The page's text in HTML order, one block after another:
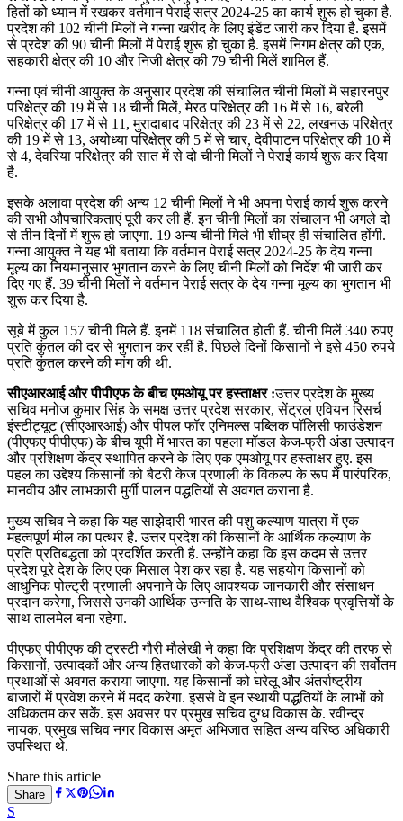
हितों को ध्यान में रखकर वर्तमान पेराई सत्र 2024-25 का कार्य शुरू हो चुका है.
प्रदेश की 102 चीनी मिलों ने गन्ना खरीद के लिए इंडेंट जारी कर दिया है. इसमें
से प्रदेश की 90 चीनी मिलों में पेराई शुरू हो चुका है. इसमें निगम क्षेत्र की एक,
सहकारी क्षेत्र की 10 और निजी क्षेत्र की 79 चीनी मिलें शामिल हैं.
गन्ना एवं चीनी आयुक्त के अनुसार प्रदेश की संचालित चीनी मिलों में सहारनपुर
परिक्षेत्र की 19 में से 18 चीनी मिलें, मेरठ परिक्षेत्र की 16 में से 16, बरेली
परिक्षेत्र की 17 में से 11, मुरादाबाद परिक्षेत्र की 23 में से 22, लखनऊ परिक्षेत्र
की 19 में से 13, अयोध्या परिक्षेत्र की 5 में से चार, देवीपाटन परिक्षेत्र की 10 में
से 4, देवरिया परिक्षेत्र की सात में से दो चीनी मिलों ने पेराई कार्य शुरू कर दिया
है.
इसके अलावा प्रदेश की अन्य 12 चीनी मिलों ने भी अपना पेराई कार्य शुरू करने
की सभी औपचारिकताएं पूरी कर ली हैं. इन चीनी मिलों का संचालन भी अगले दो
से तीन दिनों में शुरू हो जाएगा. 19 अन्य चीनी मिले भी शीघ्र ही संचालित होंगी.
गन्ना आयुक्त ने यह भी बताया कि वर्तमान पेराई सत्र 2024-25 के देय गन्ना
मूल्य का नियमानुसार भुगतान करने के लिए चीनी मिलों को निर्देश भी जारी कर
दिए गए हैं. 39 चीनी मिलों ने वर्तमान पेराई सत्र के देय गन्ना मूल्य का भुगतान भी
शुरू कर दिया है.
सूबे में कुल 157 चीनी मिले हैं. इनमें 118 संचालित होती हैं. चीनी मिलें 340 रुपए
प्रति कुंतल की दर से भुगतान कर रहीं है. पिछले दिनों किसानों ने इसे 450 रुपये
प्रति कुंतल करने की मांग की थी.
सीएआरआई और पीपीएफ के बीच एमओयू पर हस्ताक्षर :उत्तर प्रदेश के मुख्य
सचिव मनोज कुमार सिंह के समक्ष उत्तर प्रदेश सरकार, सेंट्रल एवियन रिसर्च
इंस्टीट्यूट (सीएआरआई) और पीपल फॉर एनिमल्स पब्लिक पॉलिसी फाउंडेशन
(पीएफए पीपीएफ) के बीच यूपी में भारत का पहला मॉडल केज-फ्री अंडा उत्पादन
और प्रशिक्षण केंद्र स्थापित करने के लिए एक एमओयू पर हस्ताक्षर हुए. इस
पहल का उद्देश्य किसानों को बैटरी केज प्रणाली के विकल्प के रूप में पारंपरिक,
मानवीय और लाभकारी मुर्गी पालन पद्धतियों से अवगत कराना है.
मुख्य सचिव ने कहा कि यह साझेदारी भारत की पशु कल्याण यात्रा में एक
महत्वपूर्ण मील का पत्थर है. उत्तर प्रदेश की किसानों के आर्थिक कल्याण के
प्रति प्रतिबद्धता को प्रदर्शित करती है. उन्होंने कहा कि इस कदम से उत्तर
प्रदेश पूरे देश के लिए एक मिसाल पेश कर रहा है. यह सहयोग किसानों को
आधुनिक पोल्ट्री प्रणाली अपनाने के लिए आवश्यक जानकारी और संसाधन
प्रदान करेगा, जिससे उनकी आर्थिक उन्नति के साथ-साथ वैश्विक प्रवृत्तियों के
साथ तालमेल बना रहेगा.
पीएफए पीपीएफ की ट्रस्टी गौरी मौलेखी ने कहा कि प्रशिक्षण केंद्र की तरफ से
किसानों, उत्पादकों और अन्य हितधारकों को केज-फ्री अंडा उत्पादन की सर्वोतम
प्रथाओं से अवगत कराया जाएगा. यह किसानों को घरेलू और अंतर्राष्ट्रीय
बाजारों में प्रवेश करने में मदद करेगा. इससे वे इन स्थायी पद्धतियों के लाभों को
अधिकतम कर सकें. इस अवसर पर प्रमुख सचिव दुग्ध विकास के. रवीन्द्र
नायक, प्रमुख सचिव नगर विकास अमृत अभिजात सहित अन्य वरिष्ठ अधिकारी
उपस्थित थे.
Share this article
Share
S